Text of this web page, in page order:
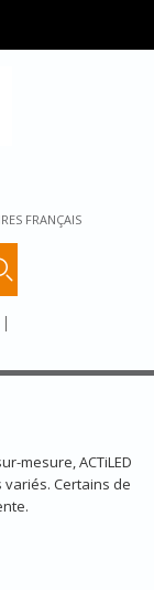
FRANÇAIS
mesure, ACTiLED
Certains de